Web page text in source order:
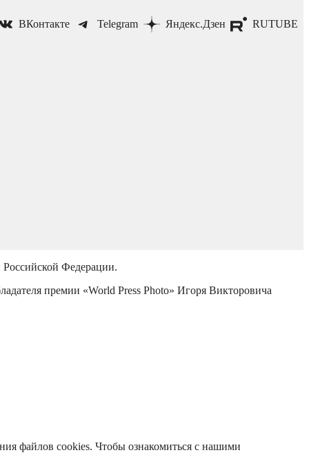
ВКонтакте Telegram Яндекс.Дзен RUTUBE
Федерации.
премии «World Press Photo» Игоря Викторовича
файлов cookies. Чтобы ознакомиться с нашими